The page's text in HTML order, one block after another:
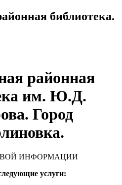
библиотека.
районная
им. Ю.Д.
Город
ИНФОРМАЦИИ
услуги: